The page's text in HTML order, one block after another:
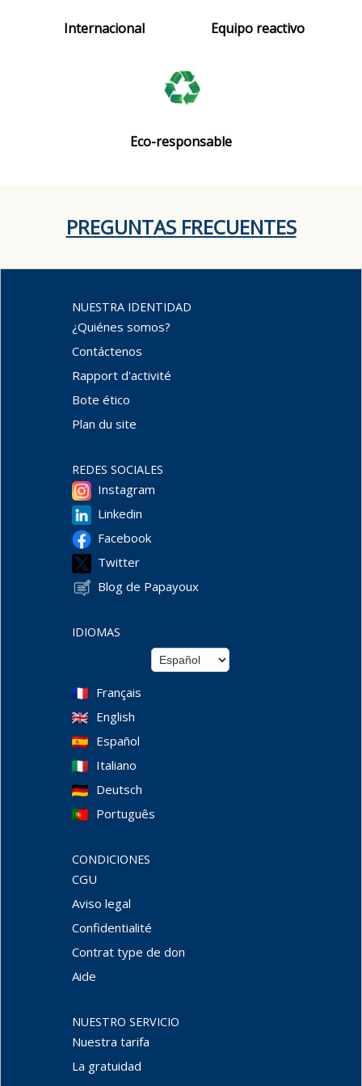
Internacional Equipo reactivo
Eco-responsable
PREGUNTAS FRECUENTES
NUESTRA IDENTIDAD
¿Quiénes somos?
Contáctenos
Rapport d'activité
Bote ético
Plan du site
REDES SOCIALES
Instagram
Linkedin
Facebook
Twitter
Blog de Papayoux
IDIOMAS
Français
English
Español
Italiano
Deutsch
Português
CONDICIONES
CGU
Aviso legal
Confidentialité
Contrat type de don
Aide
NUESTRO SERVICIO
Nuestra tarifa
La gratuidad